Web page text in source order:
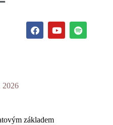
F
a
Y
o
S
p
2026
základem